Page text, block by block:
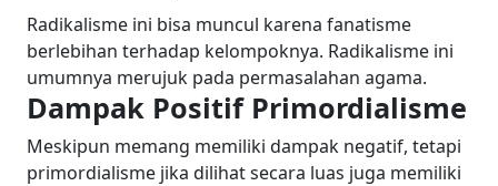
Radikalisme ini bisa muncul karena fanatisme
berlebihan terhadap kelompoknya. Radikalisme ini
umumnya merujuk pada permasalahan agama.
Dampak Positif Primordialisme
Meskipun memang memiliki dampak negatif, tetapi
primordialisme jika dilihat secara luas juga memiliki